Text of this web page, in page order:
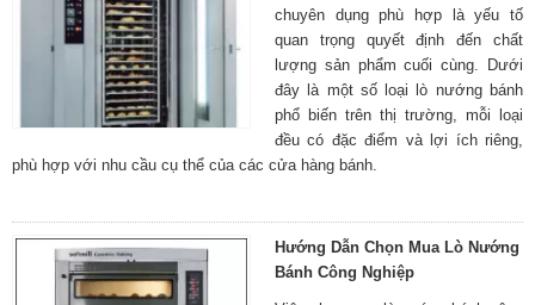
chuyên dụng phù hợp là yếu tố
quan trọng quyết định đến chất
lượng sản phẩm cuối cùng. Dưới
đây là một số loại lò nướng bánh
phổ biến trên thị trường, mỗi loại
đều có đặc điểm và lợi ích riêng,
phù hợp với nhu cầu cụ thể của các cửa hàng bánh.
Hướng Dẫn Chọn Mua Lò Nướng
Bánh Công Nghiệp